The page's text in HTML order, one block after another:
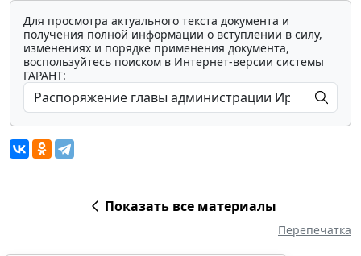
Для просмотра актуального текста документа и
получения полной информации о вступлении в силу,
изменениях и порядке применения документа,
воспользуйтесь поиском в Интернет-версии системы
ГАРАНТ:
Показать все материалы
Перепечатка